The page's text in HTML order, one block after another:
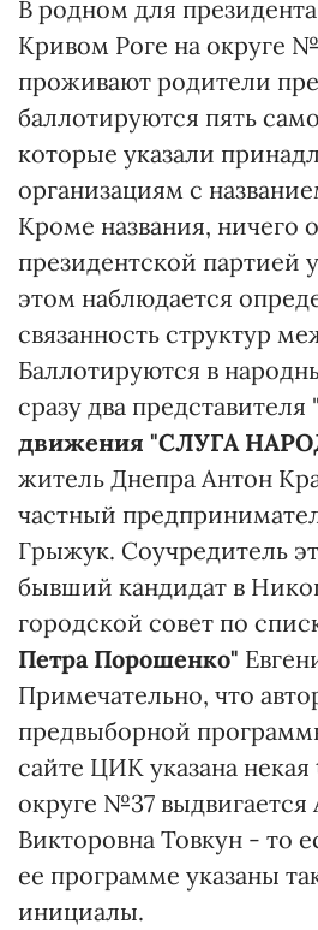
В родном для
Кривом Роге на округе
проживают родители
баллотируются пять
которые указали
организациям с
Кроме названия, ничего
президентской партией
этом наблюдается
связанность структур
Баллотируются в
сразу два представителя "
движения "СЛУГА
житель Днепра Антон
частный
Грыжук. Соучредитель
бывший кандидат в
городской совет по
Петра Порошенко"
Примечательно, что
предвыборной
сайте ЦИК указана
округе №37 выдвигается
Викторовна Товкун - то
ее программе указаны
инициалы.